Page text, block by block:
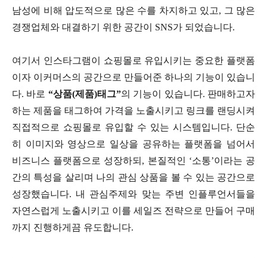
남성에 비해 압도적으로 많은 수를 차지하고 있고, 그 많은
경쟁업체와 대결하기 위한 공간이 SNS가 되었습니다.
여기서 인스타그램이 쇼핑몰로 유입시키는 중요한 플랫폼
이자 이커머스의 공간으로 만들어준 하나의 기능이 있습니
다. 바로 “상품(제품)태그”의 기능이 있습니다. 판매하고자
하는 제품을 태그하여 가격을 노출시키고 링크를 랜딩시켜
직접적으로 쇼핑몰로 유입할 수 있는 시스템입니다. 단순
히 이미지와 영상으로 일상을 공유하는 플랫폼을 넘어서
비즈니스 플랫폼으로 성장하되, 본질적인 ‘소통’이라는 공
간의 특성을 살리며 나의 관심 상품을 볼 수 있는 공간으로
성장했습니다. 내 관심주제와 맞는 주변 인플루언서들을
자연스럽게 노출시키고 이를 세일즈 전략으로 만들어 구매
까지 진행하게끔 유도합니다.